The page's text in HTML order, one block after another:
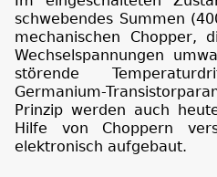
schwebendes Summen
mechanischen Chopper,
Wechselspannungen
störende
Germanium-
Prinzip werden auch
Hilfe von Choppern
elektronisch aufgebaut.